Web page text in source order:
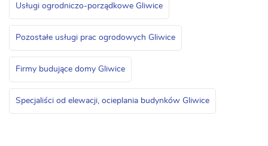
Usługi ogrodniczo-porządkowe Gliwice
Pozostałe usługi prac ogrodowych Gliwice
Firmy budujące domy Gliwice
Specjaliści od elewacji, ocieplania budynków Gliwice